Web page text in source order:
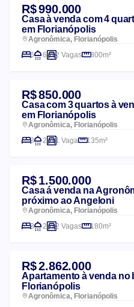
R$ 990.000
Casa à venda com 4
em Florianópolis
Agronômica, Florianópolis
6
6 2 Vagas 300m²
R$ 850.000
Casa com 3 quartos à
em Florianópolis
Agronômica, Florianópolis
3
2 1 Vaga 135m²
R$ 1.500.000
Casa á venda na
próximo ao Angeloni
Agronômica, Florianópolis
3
2 2 Vagas 180m²
R$ 2.862.000
Apartamento à venda
Florianópolis
Agronômica, Florianópolis